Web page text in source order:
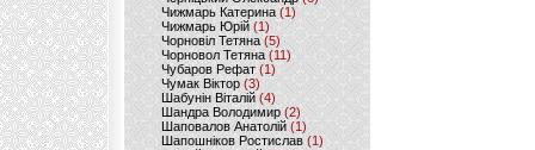
Чижмарь Катерина (1)
Чижмарь Юрій (1)
Чорновіл Тетяна (5)
Чорновол Тетяна (11)
Чубаров Рефат (1)
Чумак Віктор(3)
Шабунін Віталій (4)
Шандра Володимир (2)
Шаповалов Анатолій(1)
Шапошніков Ростислав(1)